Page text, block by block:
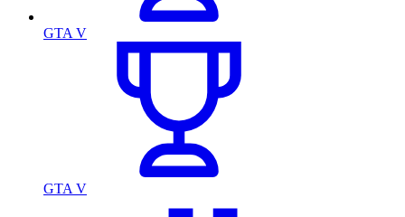
GTA V
GTA V